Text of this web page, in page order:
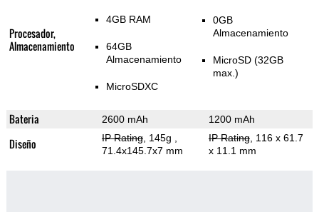
Procesador,
Almacenamiento
4GB RAM
64GB
Almacenamiento
MicroSDXC
0GB
Almacenamiento
MicroSD (32GB
max.)
Bateria 2600 mAh 1200 mAh
Diseño IP Rating, 145g
71.4x145.7x7 mm
IP Rating, 116 x 61.7
x 11.1 mm